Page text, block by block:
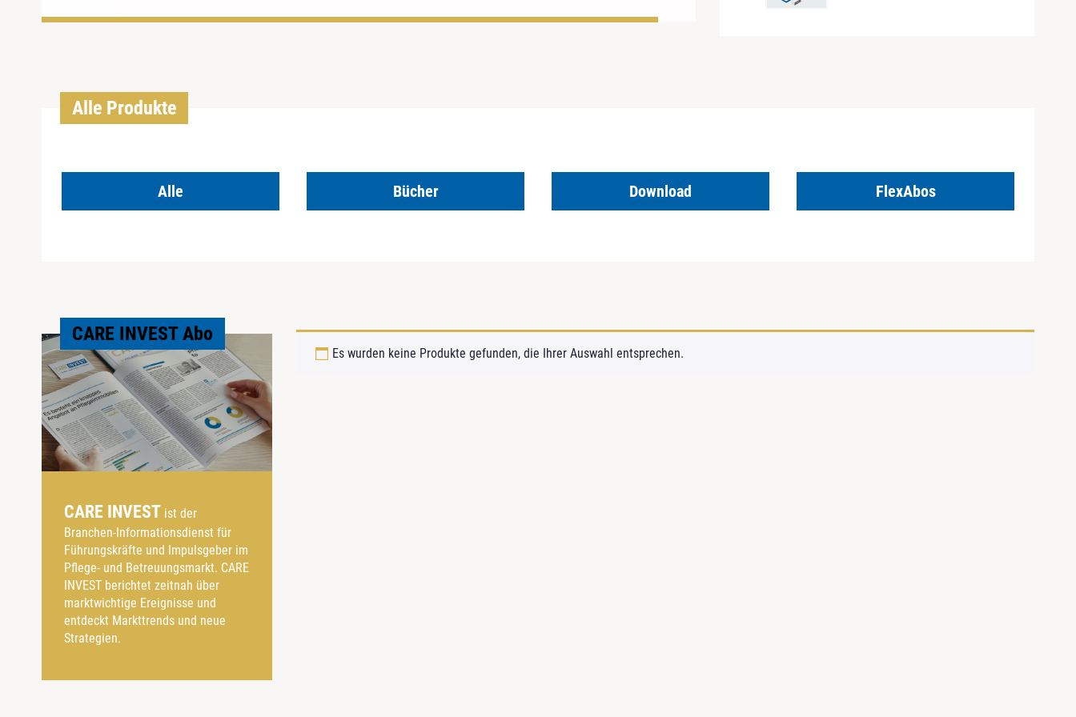
Alle Produkte
Alle Bücher Download FlexAbos
CARE INVEST Abo
CARE INVEST ist der
Branchen-Informationsdienst für
Führungskräfte und Impulsgeber im
Pflege- und Betreuungsmarkt. CARE
INVEST berichtet zeitnah über
marktwichtige Ereignisse und
entdeckt Markttrends und neue
Strategien.
Es wurden keine Produkte gefunden, die Ihrer Auswahl entsprechen.